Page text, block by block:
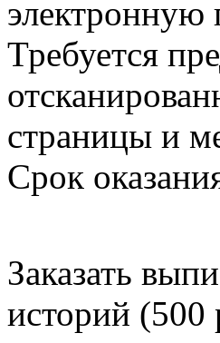
электронную
Требуется
страницы и
Срок
Заказать
историй (500